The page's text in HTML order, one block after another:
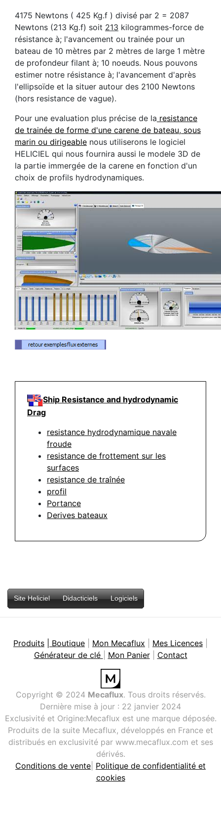
4175 Newtons ( 425 Kg.f ) divisé par 2 = 2087
Newtons (213 Kg.f) soit 213 kilogrammes-force de
résistance à; l'avancement ou trainée pour un
bateau de 10 mètres par 2 mètres de large 1 mètre
de profondeur filant à; 10 noeuds. Nous pouvons
estimer notre résistance à; l'avancement d'après
l'ellipsoïde et la situer autour des 2100 Newtons
(hors resistance de vague).
Pour une evaluation plus précise de la resistance
de trainée de forme d'une carene de bateau, sous
marin ou dirigeable nous utiliserons le logiciel
HELICIEL qui nous fournira aussi le modele 3D de
la partie immergée de la carene en fonction d'un
choix de profils hydrodynamiques.
Ship Resistance and hydrodynamic
Drag
resistance hydrodynamique navale
froude
resistance de frottement sur les
surfaces
resistance de traînée
profil
Portance
Derives bateaux
Site Heliciel Didacticiels Logiciels
Produits | Boutique Mon Mecaflux Mes Licences
Générateur de clé
Mon Panier| Contact
Copyright © 2024 Mecaflux. Tous droits réservés.
Dernière mise à jour : 22 janvier 2024
Exclusivité et Origine:Mecaflux est une marque déposée.
Produits de la suite Mecaflux, développés en France et
distribués en exclusivité par www.mecaflux.com et ses
dérivés.
Conditions de vente Politique de confidentialité et
cookies